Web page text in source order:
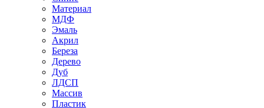
Материал
МДФ
Эмаль
Акрил
Береза
Дерево
Дуб
ЛДСП
Массив
Пластик